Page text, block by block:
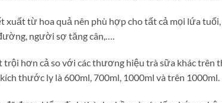
từ hoa quả nên phù hợp cho tất cả mọi lứa
người sợ tăng cân,….
trội hơn cả so với các thương hiệu trà sữa khác
thước ly là 600ml, 700ml, 1000ml và trên 1000ml.